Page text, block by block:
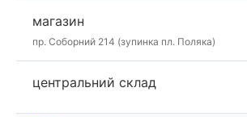
магазин
пр. Соборний 214 (зупинка пл. Поляка)
центральний склад